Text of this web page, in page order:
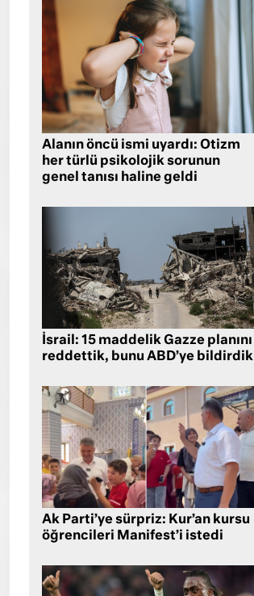
Alanın öncü ismi uyardı: Otizm
her türlü psikolojik sorunun
genel tanısı haline geldi
İsrail: 15 maddelik Gazze planını
reddettik, bunu ABD’ye bildirdik
Ak Parti’ye sürpriz: Kur’an kursu
öğrencileri Manifest’i istedi